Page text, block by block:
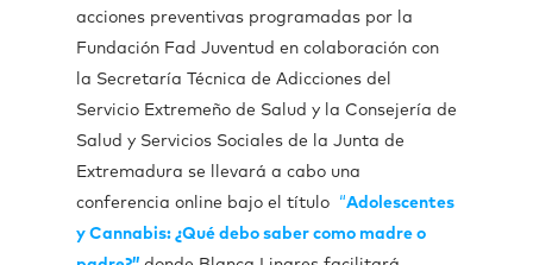
acciones preventivas programadas por la
Fundación Fad Juventud en colaboración con
la Secretaría Técnica de Adicciones del
Servicio Extremeño de Salud y la Consejería de
Salud y Servicios Sociales de la Junta de
Extremadura se llevará a cabo una
conferencia online bajo el título “Adolescentes
y Cannabis: ¿Qué debo saber como madre o